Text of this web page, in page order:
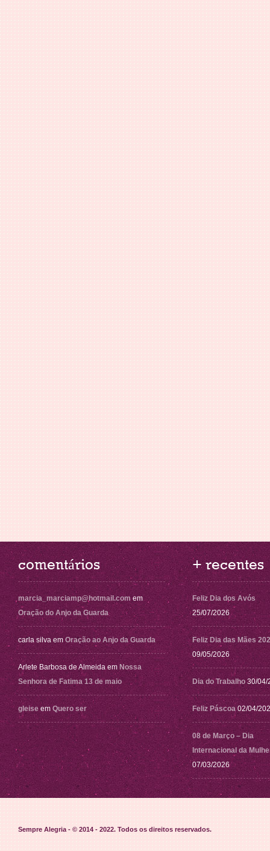
comentários
marcia_marciamp@hotmail.com em
Oração do Anjo da Guarda
carla silva em Oração ao Anjo da Guarda
Arlete Barbosa de Almeida em Nossa
Senhora de Fatima 13 de maio
gleise em Quero ser
+ recentes
Feliz Dia dos Avós
25/07/2026
Feliz Dia das Mães
09/05/2026
Dia do Trabalho 30/04/
Feliz Páscoa 02/04/
08 de Março – Dia
Internacional da
07/03/2026
Sempre Alegria - © 2014 - 2022. Todos os direitos reservados.